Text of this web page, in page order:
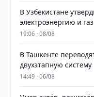
В Узбекистане
электроэнергию и газ
19:06 · 08/08
В Ташкенте
двухэтапную систему
14:49 · 06/08